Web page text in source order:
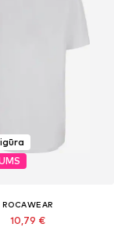
ROCAWEAR
10,79 €